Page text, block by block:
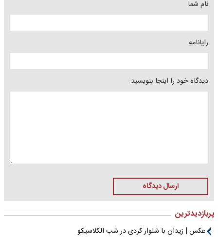
نام شما
رایانامه
دیدگاه خود را اینجا بنویسید:
ارسال دیدگاه
پربازدیدترین
عکس | زیدان با شلوار کردی در شب الکلاسیکو